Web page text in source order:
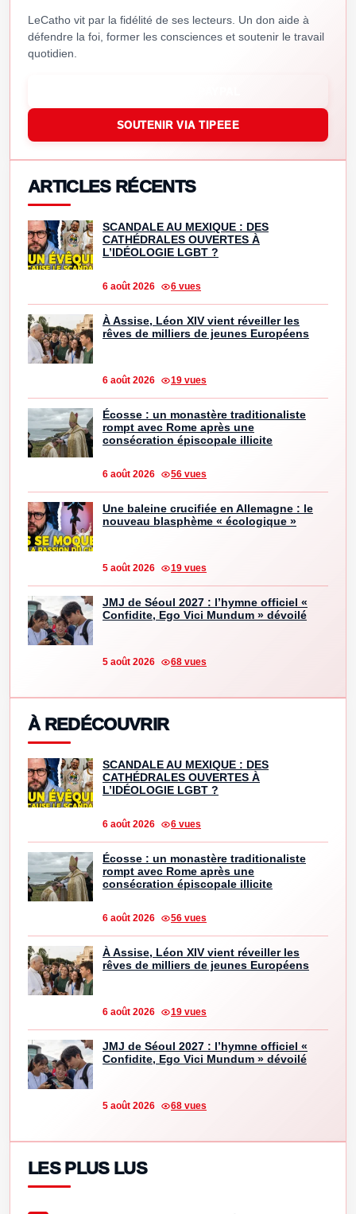
LeCatho vit par la fidélité de ses lecteurs. Un don aide à
défendre la foi, former les consciences et soutenir le travail
quotidien.
SOUTENIR VIA TIPEEE
ARTICLES RÉCENTS
SCANDALE AU MEXIQUE : DES
CATHÉDRALES OUVERTES À
L’IDÉOLOGIE LGBT ?
6 août 2026 6 vues
À Assise, Léon XIV vient réveiller les
rêves de milliers de jeunes Européens
6 août 2026 19 vues
Écosse : un monastère traditionaliste
rompt avec Rome après une
consécration épiscopale illicite
6 août 2026 56 vues
Une baleine crucifiée en Allemagne : le
nouveau blasphème « écologique »
5 août 2026 19 vues
JMJ de Séoul 2027 : l’hymne officiel «
Confidite, Ego Vici Mundum » dévoilé
5 août 2026 68 vues
À REDÉCOUVRIR
SCANDALE AU MEXIQUE : DES
CATHÉDRALES OUVERTES À
L’IDÉOLOGIE LGBT ?
6 août 2026 6 vues
Écosse : un monastère traditionaliste
rompt avec Rome après une
consécration épiscopale illicite
6 août 2026 56 vues
À Assise, Léon XIV vient réveiller les
rêves de milliers de jeunes Européens
6 août 2026 19 vues
JMJ de Séoul 2027 : l’hymne officiel «
Confidite, Ego Vici Mundum » dévoilé
5 août 2026 68 vues
LES PLUS LUS